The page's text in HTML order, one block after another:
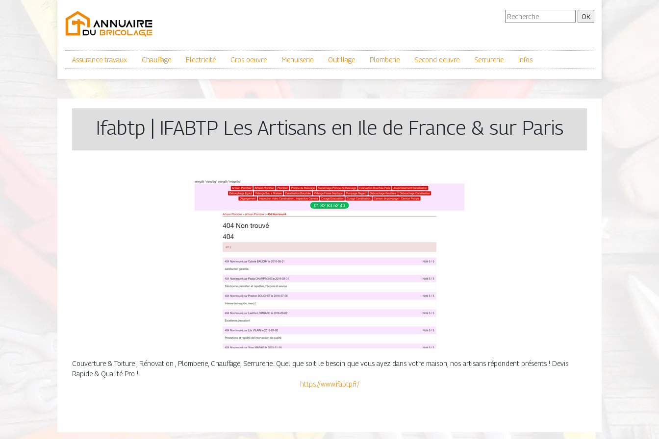
Assurance travaux Chauffage Electricité Gros oeuvre Menuiserie Outillage Plomberie Second oeuvre Serrurerie Infos
Ifabtp | IFABTP Les Artisans en Ile de France & sur Paris
Couverture & Toiture , Rénovation , Plomberie, Chauffage, Serrurerie.. Quel que soit le besoin que vous ayez dans votre maison, nos artisans répondent présents ! Devis
Rapide & Qualité Pro !
https://www.ifabtp.fr/